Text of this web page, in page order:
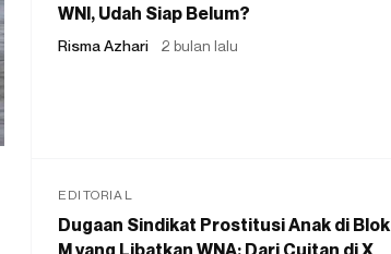
WNI, Udah Siap Belum?
Risma Azhari 2 bulan lalu
EDITORIAL
Dugaan Sindikat Prostitusi Anak di Blok